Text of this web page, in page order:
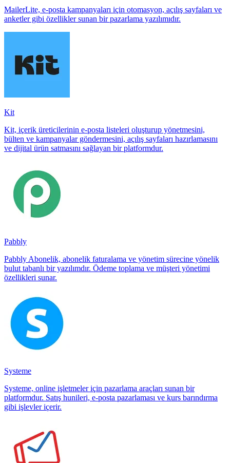
MailerLite, e-posta kampanyaları için otomasyon, açılış sayfaları ve
anketler gibi özellikler sunan bir pazarlama yazılımıdır.
Kit
Kit, içerik üreticilerinin e-posta listeleri oluşturup yönetmesini,
bülten ve kampanyalar göndermesini, açılış sayfaları hazırlamasını
ve dijital ürün satmasını sağlayan bir platformdur.
Pabbly
Pabbly Abonelik, abonelik faturalama ve yönetim sürecine yönelik
bulut tabanlı bir yazılımdır. Ödeme toplama ve müşteri yönetimi
özellikleri sunar.
Systeme
Systeme, online işletmeler için pazarlama araçları sunan bir
platformdur. Satış hunileri, e-posta pazarlaması ve kurs barındırma
gibi işlevler içerir.